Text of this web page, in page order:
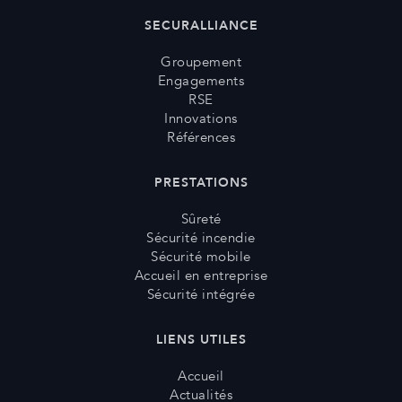
SECURALLIANCE
Groupement
Engagements
RSE
Innovations
Références
PRESTATIONS
Sûreté
Sécurité incendie
Sécurité mobile
Accueil en entreprise
Sécurité intégrée
LIENS UTILES
Accueil
Actualités